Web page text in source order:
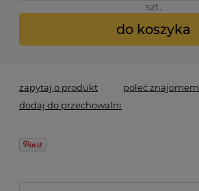
szt.
do koszyka
zapytaj o produkt poleć
dodaj do przechowalni